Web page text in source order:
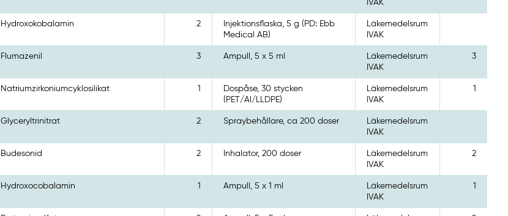
IVAK
Hydroxokobalamin 2
Injektionsflaska, 5 g (PD: Ebb
Medical AB)
Läkemedelsrum
IVAK
Flumazenil 3 Ampull, 5 x 5 ml
Läkemedelsrum
IVAK
3
Natriumzirkoniumcyklosilikat 1
Dospåse, 30 stycken
(PET/Al/LLDPE)
Läkemedelsrum
IVAK
1
Glyceryltrinitrat 2 Spraybehållare, ca 200 doser
Läkemedelsrum
IVAK
Budesonid 2 Inhalator, 200 doser
Läkemedelsrum
IVAK
2
Hydroxocobalamin 1 Ampull, 5 x 1 ml
Läkemedelsrum
IVAK
1